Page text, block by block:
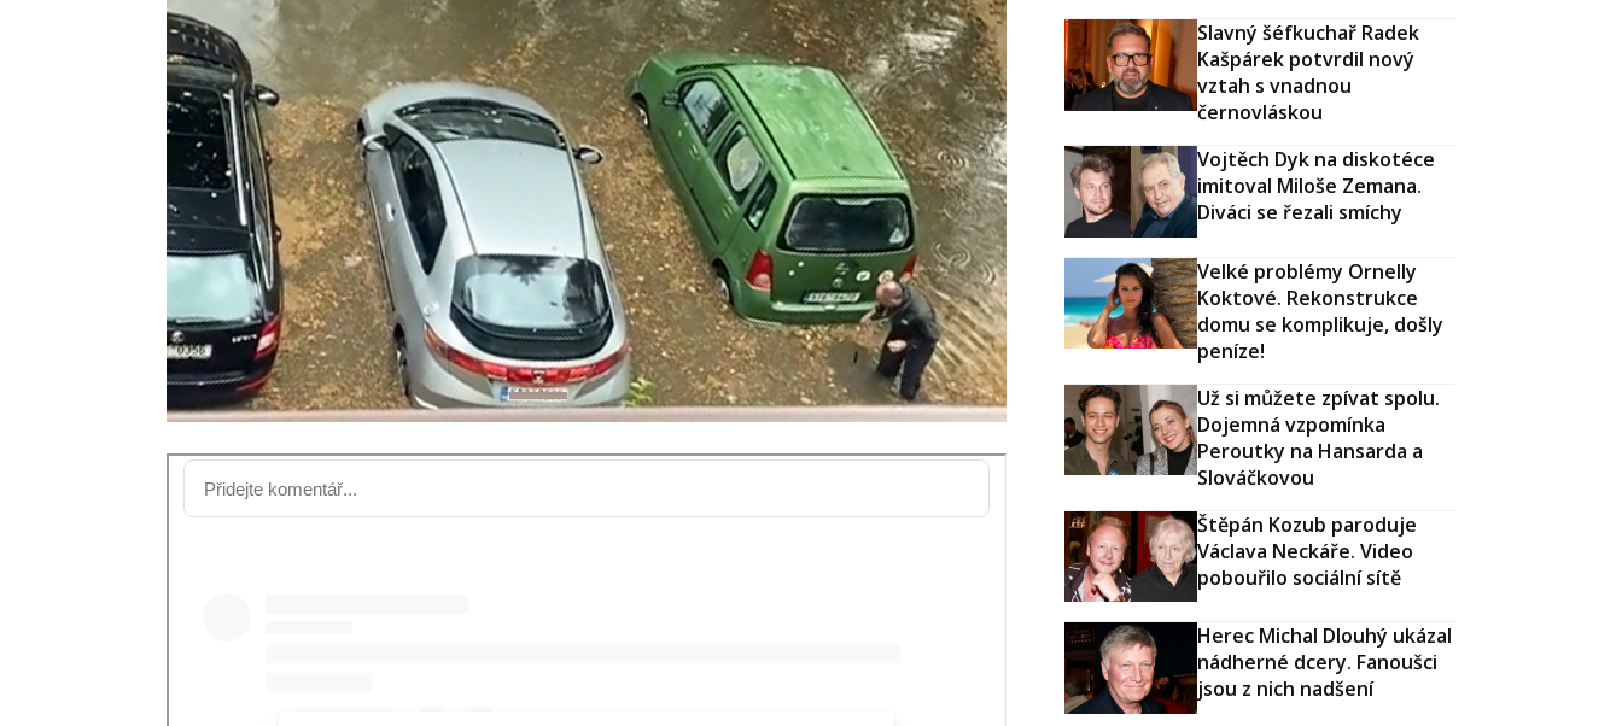
Slavný šéfkuchař Radek
Kašpárek potvrdil nový
vztah s vnadnou
černovláskou
Vojtěch Dyk na diskotéce
imitoval Miloše Zemana.
Diváci se řezali smíchy
Velké problémy Ornelly
Koktové. Rekonstrukce
domu se komplikuje, došly
peníze!
Už si můžete zpívat spolu.
Dojemná vzpomínka
Peroutky na Hansarda a
Slováčkovou
Štěpán Kozub paroduje
Václava Neckáře. Video
pobouřilo sociální sítě
Herec Michal Dlouhý ukázal
nádherné dcery. Fanoušci
jsou z nich nadšení